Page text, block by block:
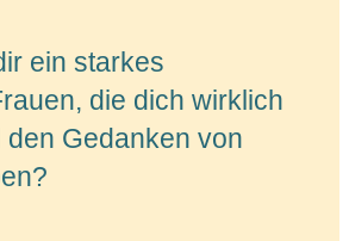
ein starkes
die dich wirklich
Gedanken von